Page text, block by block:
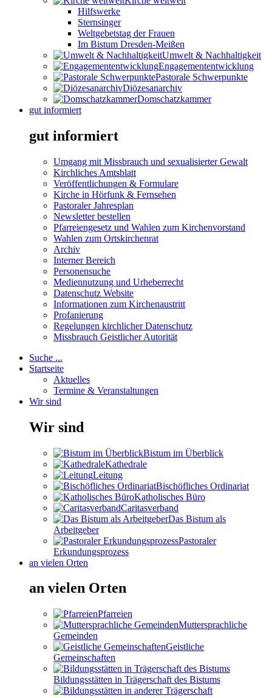
Hilfswerke
Sternsinger
Weltgebetstag der Frauen
Im Bistum Dresden-Meißen
Umwelt & Nachhaltigkeit
Engagemententwicklung
Pastorale Schwerpunkte
Diözesanarchiv
Domschatzkammer
gut informiert
gut informiert
Umgang mit Missbrauch und sexualisierter Gewalt
Kirchliches Amtsblatt
Veröffentlichungen & Formulare
Kirche in Hörfunk & Fernsehen
Pastoraler Jahresplan
Newsletter bestellen
Pfarreiengesetz und Wahlen zum Kirchenvorstand
Wahlen zum Ortskirchenrat
Archiv
Interner Bereich
Personensuche
Mediennutzung und Urheberrecht
Datenschutz Website
Informationen zum Kirchenaustritt
Profanierung
Regelungen kirchlicher Datenschutz
Missbrauch Geistlicher Autorität
Suche ...
Startseite
Aktuelles
Termine & Veranstaltungen
Wir sind
Wir sind
Bistum im Überblick
Kathedrale
Leitung
Bischöfliches Ordinariat
Katholisches Büro
Caritasverband
Das Bistum als
Arbeitgeber
Pastoraler
Erkundungsprozess
an vielen Orten
an vielen Orten
Pfarreien
Muttersprachliche
Gemeinden
Geistliche
Gemeinschaften
Bildungsstätten in Trägerschaft des Bistums